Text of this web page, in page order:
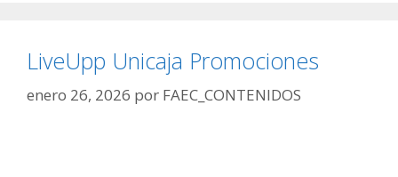
LiveUpp Unicaja Promociones
enero 26, 2026 por FAEC_CONTENIDOS